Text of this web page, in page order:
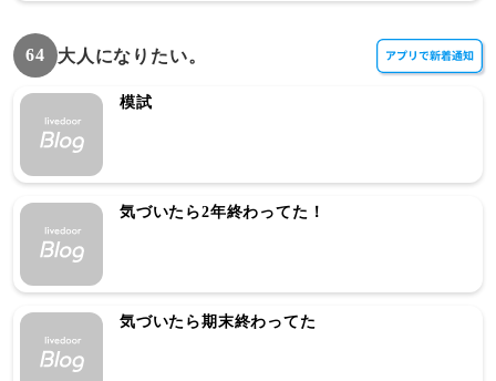
64 大人になりたい。
模試
気づいたら2年終わってた！
気づいたら期末終わってた